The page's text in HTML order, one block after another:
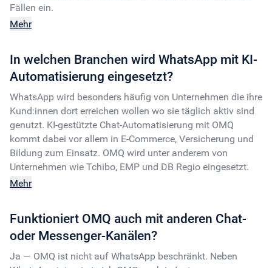
Fällen ein.
Mehr
In welchen Branchen wird WhatsApp mit KI-
Automatisierung eingesetzt?
WhatsApp wird besonders häufig von Unternehmen die ihre
Kund:innen dort erreichen wollen wo sie täglich aktiv sind
genutzt. KI-gestützte Chat-Automatisierung mit OMQ
kommt dabei vor allem in E-Commerce, Versicherung und
Bildung zum Einsatz. OMQ wird unter anderem von
Unternehmen wie Tchibo, EMP und DB Regio eingesetzt.
Mehr
Funktioniert OMQ auch mit anderen Chat-
oder Messenger-Kanälen?
Ja — OMQ ist nicht auf WhatsApp beschränkt. Neben